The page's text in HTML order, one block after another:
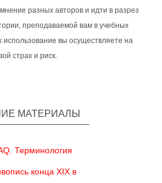
разных авторов и идти в разрез
преподаваемой вам в учебных
вы осуществляете на
страх и риск.
МАТЕРИАЛЫ
Терминология
конца XIX в